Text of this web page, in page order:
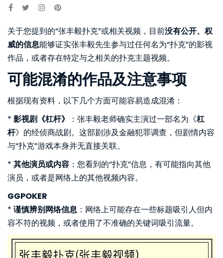
关于您提到的“张丰毅扑克”或相关视频，目前没有公开、权
威的信息能够证实张丰毅先生参与过任何名为“扑克”的影视
作品，或者存在特定与之相关的扑克主题视频。
可能混淆的作品及注意事项
根据现有资料，以下几个方面可能容易造成混淆：
* 影视剧《杠杆》 ：张丰毅老师确实主演过一部名为《杠
杆》的经侦商战剧。这部剧涉及金融犯罪调查，但剧情内容
与“扑克”游戏本身并无直接关联。
* 其他演员或内容 ：您看到的“扑克”信息，有可能指向其他
演员，或者是网络上的其他视频内容。
GGPOKER
* 谨慎辨别网络信息：网络上可能存在一些标题吸引人但内
容不符的视频，或者使用了不准确的关键词吸引流量。